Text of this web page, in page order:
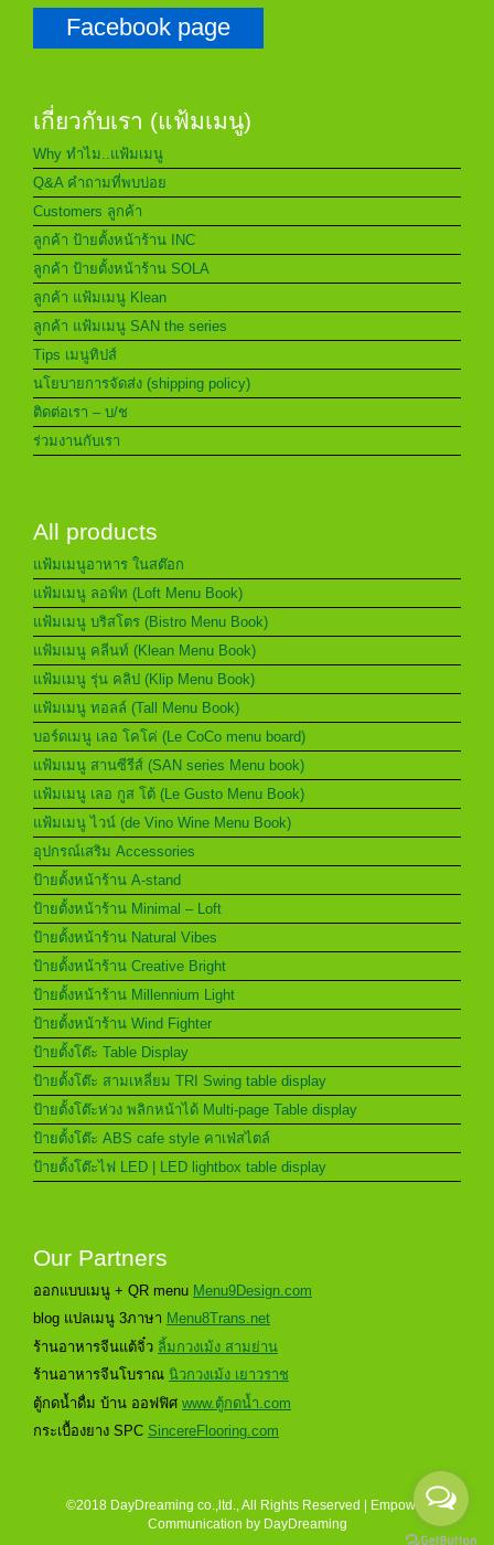
Facebook page
เกี่ยวกับเรา (แฟ้มเมนู)
Why ทำไม..แฟ้มเมนู
Q&A คำถามที่พบบ่อย
Customers ลูกค้า
ลูกค้า ป้ายตั้งหน้าร้าน INC
ลูกค้า ป้ายตั้งหน้าร้าน SOLA
ลูกค้า แฟ้มเมนู Klean
ลูกค้า แฟ้มเมนู SAN the series
Tips เมนูทิปส์
นโยบายการจัดส่ง (shipping policy)
ติดต่อเรา – บ/ช
ร่วมงานกับเรา
All products
แฟ้มเมนูอาหาร ในสต๊อก
แฟ้มเมนู ลอฟ์ท (Loft Menu Book)
แฟ้มเมนู บริสโตร (Bistro Menu Book)
แฟ้มเมนู คลีนท์ (Klean Menu Book)
แฟ้มเมนู รุ่น คลิป (Klip Menu Book)
แฟ้มเมนู ทอลล์ (Tall Menu Book)
บอร์ดเมนู เลอ โคโค่ (Le CoCo menu board)
แฟ้มเมนู สานซีรีส์ (SAN series Menu book)
แฟ้มเมนู เลอ กูส โต้ (Le Gusto Menu Book)
แฟ้มเมนู ไวน์ (de Vino Wine Menu Book)
อุปกรณ์เสริม Accessories
ป้ายตั้งหน้าร้าน A-stand
ป้ายตั้งหน้าร้าน Minimal – Loft
ป้ายตั้งหน้าร้าน Natural Vibes
ป้ายตั้งหน้าร้าน Creative Bright
ป้ายตั้งหน้าร้าน Millennium Light
ป้ายตั้งหน้าร้าน Wind Fighter
ป้ายตั้งโต๊ะ Table Display
ป้ายตั้งโต๊ะ สามเหลี่ยม TRI Swing table display
ป้ายตั้งโต๊ะห่วง พลิกหน้าได้ Multi-page Table display
ป้ายตั้งโต๊ะ ABS cafe style คาเฟ่สไตล์
ป้ายตั้งโต๊ะไฟ LED | LED lightbox table display
Our Partners
ออกแบบเมนู + QR menu Menu9Design.com
blog แปลเมนู 3ภาษา Menu8Trans.net
ร้านอาหารจีนแต้จิ๋ว ลิ้มกวงเม้ง สามย่าน
ร้านอาหารจีนโบราณ นิวกวงเม้ง เยาวราช
ตู้กดน้ำดื่ม บ้าน ออฟฟิศ www.ตู้กดน้ำ.com
กระเบื้องยาง SPC SincereFlooring.com
©2018 DayDreaming co.,ltd., All Rights Reserved | Empower
Communication by DayDreaming